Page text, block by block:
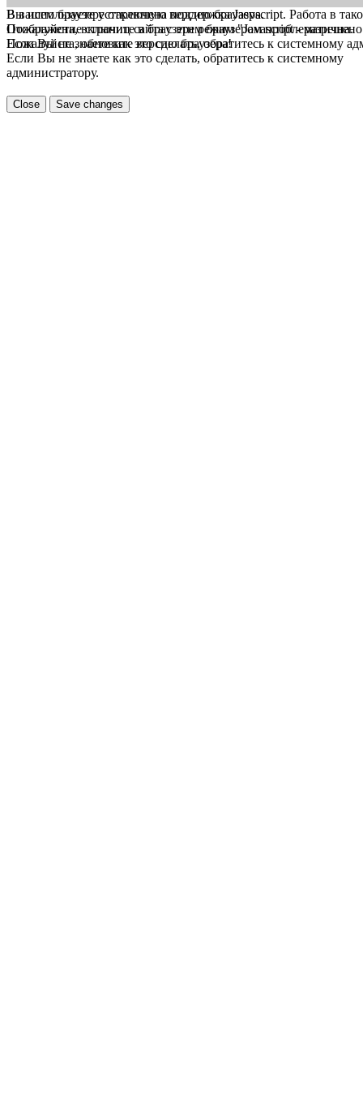
В вашем браузере отключена поддержка Jasvscript. Работа в
Пожалуйста, включите в браузере режим "Javascript -
Если Вы не знаете как это сделать, обратитесь к системному
Вы используете устаревшую версию браузера.
Отображение страниц сайта с этим браузером проблематична.
Пожалуйста, обновите версию браузера!
Если Вы не знаете как это сделать, обратитесь к системному
администратору.
Close Save changes